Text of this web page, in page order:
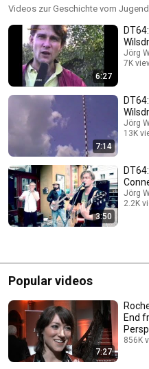
Videos zur Geschichte vom
6:27
Jörg
7K
7:14
Jörg
13K
3:50
Jörg
2.2K
Popular videos
7:27
End
856K